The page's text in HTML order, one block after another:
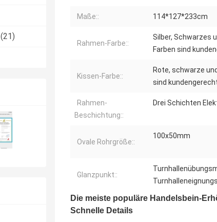
(21)
Maße:: 114*127*233cm
Rahmen-Farbe::
Silber, Schwarzes
Farben sind
Kissen-Farbe::
Rote, schwarze
sind
Rahmen-
Beschichtung::
Drei Schichten
Ovale Rohrgröße::
100x50mm
Glanzpunkt::
Die meiste populäre Handelsbein-
Schnelle Details